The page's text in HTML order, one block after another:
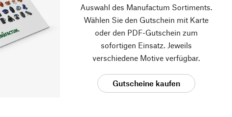
Auswahl des Manufactum Sortiments.
Wählen Sie den Gutschein mit Karte
oder den PDF-Gutschein zum
sofortigen Einsatz. Jeweils
verschiedene Motive verfügbar.
Gutscheine kaufen